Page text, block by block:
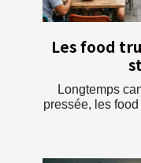
Les food
Longtemps
pressée, les